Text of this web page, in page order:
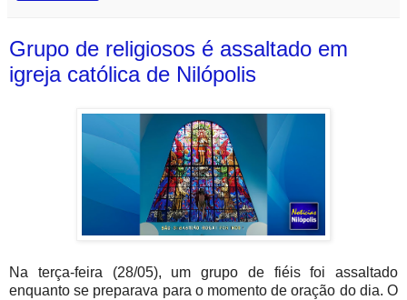
Grupo de religiosos é assaltado em
igreja católica de Nilópolis
Na terça-feira (28/05), um grupo de fiéis foi assaltado
enquanto se preparava para o momento de oração do dia. O